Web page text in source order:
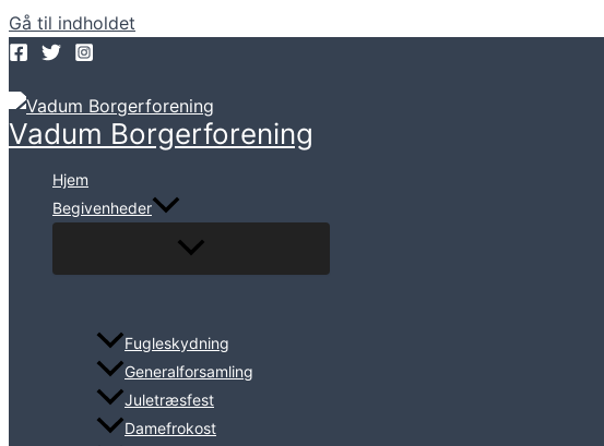
Gå til indholdet
Vadum Borgerforening
Hjem
Begivenheder
Fugleskydning
Generalforsamling
Juletræsfest
Damefrokost